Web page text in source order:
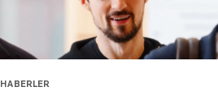
HABERLER